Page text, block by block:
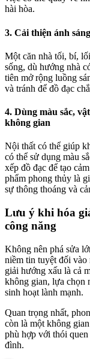
hài hòa.
3. Cải thiện ánh
Một căn nhà tối, bí,
sống, dù hướng nhà
tiên mở rộng luồng
và tránh để đồ đạc
4. Dùng màu sắc,
không gian
Nội thất có thể giúp
có thể sử dụng màu
xếp đồ đạc để tạo
phẩm phong thủy là
sự thông thoáng và
Lưu ý khi hóa
công năng
Không nên phá sửa
niềm tin tuyệt đối vào
giải hướng xấu là cả
không gian, lựa chọn
sinh hoạt lành mạnh.
Quan trọng nhất,
còn là một không
phù hợp với thói quen
đình.